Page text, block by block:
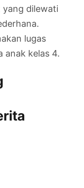
yang dilewati
lugas
anak kelas 4.